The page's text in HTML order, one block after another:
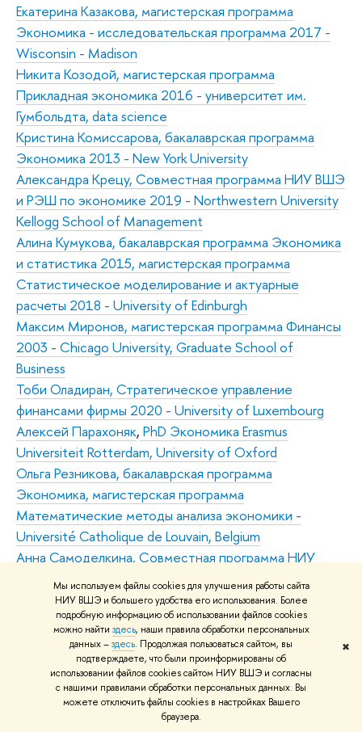
Мы используем файлы cookies для улучшения работы сайта
НИУ ВШЭ и большего удобства его использования. Более
подробную информацию об использовании файлов cookies
можно найти здесь, наши правила обработки персональных
данных –здесь. Продолжая пользоваться сайтом, вы
подтверждаете, что были проинформированы об
использовании файлов cookies сайтом НИУ ВШЭ и согласны
с нашими правилами обработки персональных данных. Вы
можете отключить файлы cookies в настройках Вашего
браузера.
✖
Екатерина Казакова, магистерская программа
Экономика - исследовательская программа 2017 -
Wisconsin - Madison
Никита Козодой, магистерская программа
Прикладная экономика 2016 - университет им.
Гумбольдта, data science
Кристина Комиссарова, бакалаврская программа
Экономика 2013 - New York University
Александра Крецу, Совместная программа НИУ ВШЭ
и РЭШ по экономике 2019 - Northwestern University
Kellogg School of Management
Алина Кумукова, бакалаврская программа Экономика
и статистика 2015, магистерская программа
Статистическое моделирование и актуарные
расчеты 2018 - University of Edinburgh
Максим Миронов, магистерская программа Финансы
2003 - Chicago University, Graduate School of
Business
Тоби Оладиран, Стратегическое управление
финансами фирмы 2020 - University of Luxembourg
Алексей Парахоняк, PhD Экономика Erasmus
Universiteit Rotterdam, University of Oxford
Ольга Резникова, бакалаврская программа
Экономика, магистерская программа
Математические методы анализа экономики -
Université Catholique de Louvain, Belgium
Анна Самоделкина, Совместная программа НИУ
ВШЭ и РЭШ по экономике 2021 - Arizona State
University
Владислав Семериков, бакалаврская программа
Экономика 2019 - Pennsylvania State University
Харис Соколов, бакалаврская программа Экономика
2018, исследовательский поток - University of
Pennsylvania
Дмитрий Сорокин, cовместная бакалаврская